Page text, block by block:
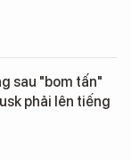
sau "bom tấn"
phải lên tiếng